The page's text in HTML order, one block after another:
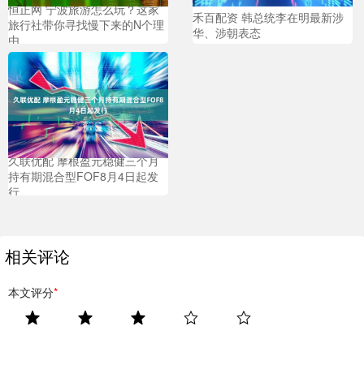
恒正网 宁波旅游怎么玩？这家
旅行社带你寻找慢下来的N个理
由
禾百配资 韩总统李在明最新涉
华、涉朝表态
久联优配 摩根盈元稳健三个月
持有期混合型FOF8月4日起发
行
相关评论
本文评分*